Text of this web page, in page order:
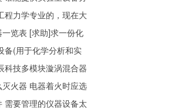
的同种纸，将药品放在纸上称量；易潮解
须放在下班器皿中 称量。）；③称取（左
用手直接拿取，应用镊子夹取；以先大后
游码。）④不能称量热的药品，应待冷却
后，应把砝码由小到大放回砝码盒中，
天平的同一侧。⑥一般最小分度值为
用途：测量物质的温度。 （2）使用方
中；制乙烯时，水银球浸在反应液中；测
和溶液中；石油分馏时，水银球放在支管
三、分离仪器：漏斗；蒸馏烧瓶；冷凝
程力学专业的，现在大
，请问广东省有哪些
业的
览表 [求助]求一份化
清单
备(用于化学分析和实
科技多模块漩涡混合器
？火器 电器着火时应选
需要管理的仪器设备太